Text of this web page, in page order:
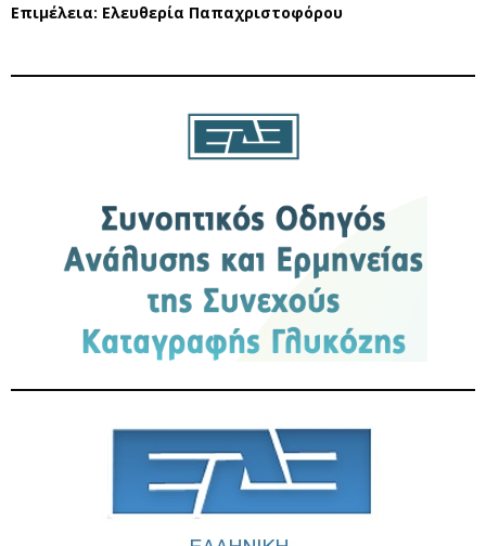
Επιμέλεια: Ελευθερία Παπαχριστοφόρου